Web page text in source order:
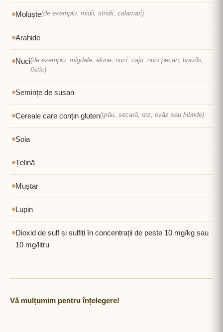
Moluște(de exemplu: midii, stridii, calamari)
Arahide
Nuci(de exemplu: migdale, alune, nuci, caju, nuci pecan, brazils,
fistic)
Semințe de susan
Cereale care conțin gluten(grâu, secară, orz, ovăz sau hibride)
Soia
Țelină
Muștar
Lupin
Dioxid de sulf și sulfiți în concentrații de peste 10 mg/kg sau
10 mg/litru
Vă mulțumim pentru înțelegere!